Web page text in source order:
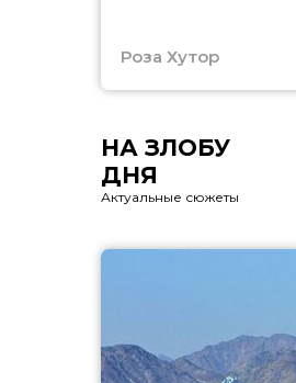
Роза Хутор
НА ЗЛОБУ
ДНЯ
Актуальные сюжеты